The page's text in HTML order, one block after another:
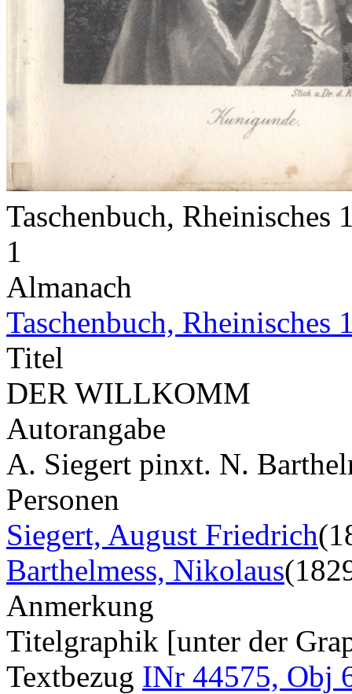
Taschenbuch, Rheinisches
1
Almanach
Taschenbuch, Rheinisches
Titel
DER WILLKOMM
Autorangabe
A. Siegert pinxt. N.
Personen
Siegert, August Friedrich
Barthelmess, Nikolaus
Anmerkung
Titelgraphik [unter der
Textbezug INr 44575, Obj